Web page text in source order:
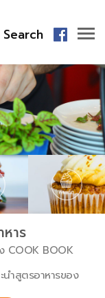
Search
าร
COOK BOOK
นำสูตรอาหารของ